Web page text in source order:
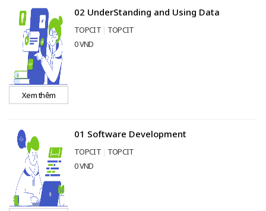
02 UnderStanding and Using Data
TOPCIT
TOPCIT
0 VND
Xem thêm
01 Software Development
TOPCIT
TOPCIT
0 VND